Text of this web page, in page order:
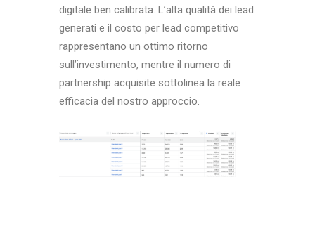
digitale ben calibrata. L’alta qualità dei lead
generati e il costo per lead competitivo
rappresentano un ottimo ritorno
sull’investimento, mentre il numero di
partnership acquisite sottolinea la reale
efficacia del nostro approccio.